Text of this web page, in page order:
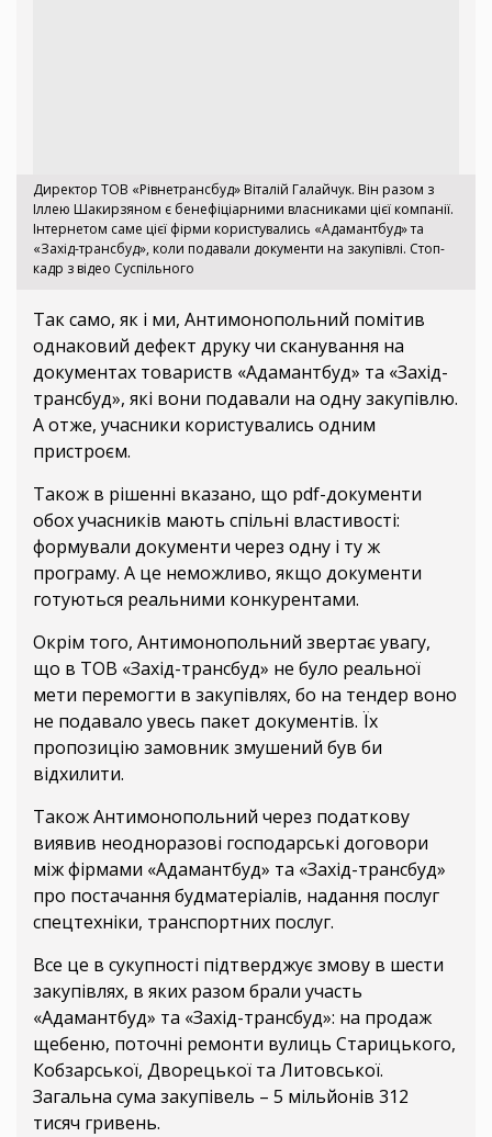
Директор ТОВ «Рівнетрансбуд» Віталій Галайчук. Він разом з
Іллею Шакирзяном є бенефіціарними власниками цієї компанії.
Інтернетом саме цієї фірми користувались «Адамантбуд» та
«Захід-трансбуд», коли подавали документи на закупівлі. Стоп-
кадр з відео Суспільного
Так само, як і ми, Антимонопольний помітив
однаковий дефект друку чи сканування на
документах товариств «Адамантбуд» та «Захід-
трансбуд», які вони подавали на одну закупівлю.
А отже, учасники користувались одним
пристроєм.
Також в рішенні вказано, що pdf-документи
обох учасників мають спільні властивості:
формували документи через одну і ту ж
програму. А це неможливо, якщо документи
готуються реальними конкурентами.
Окрім того, Антимонопольний звертає увагу,
що в ТОВ «Захід-трансбуд» не було реальної
мети перемогти в закупівлях, бо на тендер воно
не подавало увесь пакет документів. Їх
пропозицію замовник змушений був би
відхилити.
Також Антимонопольний через податкову
виявив неодноразові господарські договори
між фірмами «Адамантбуд» та «Захід-трансбуд»
про постачання будматеріалів, надання послуг
спецтехніки, транспортних послуг.
Все це в сукупності підтверджує змову в шести
закупівлях, в яких разом брали участь
«Адамантбуд» та «Захід-трансбуд»: на продаж
щебеню, поточні ремонти вулиць Старицького,
Кобзарської, Дворецької та Литовської.
Загальна сума закупівель – 5 мільйонів 312
тисяч гривень.